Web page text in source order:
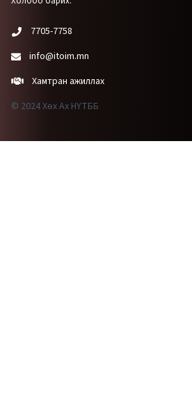
7705-7758
info@itoim.mn
Хамтран ажиллах
© 2024 Хөх Ах НҮТББ